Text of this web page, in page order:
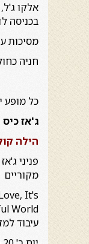
אלקו
בכניסה
מסיכות
חניה
כל מופע
ג'אז כיס 1
הילה
פניני
מקוריים
It's
עיבוד